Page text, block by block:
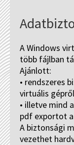
A Windows
több fájlban
Ajánlott:
• rendszeres
virtuális
• illetve mind
pdf exportot
A biztonsági
vezethet